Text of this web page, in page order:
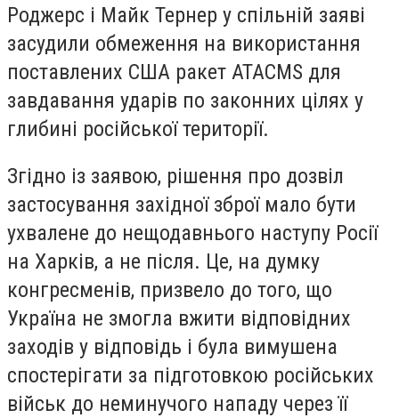
Роджерс і Майк Тернер у спільній заяві
засудили обмеження на використання
поставлених США ракет ATACMS для
завдавання ударів по законних цілях у
глибині російської території.
Згідно із заявою, рішення про дозвіл
застосування західної зброї мало бути
ухвалене до нещодавнього наступу Росії
на Харків, а не після. Це, на думку
конгресменів, призвело до того, що
Україна не змогла вжити відповідних
заходів у відповідь і була вимушена
спостерігати за підготовкою російських
військ до неминучого нападу через її